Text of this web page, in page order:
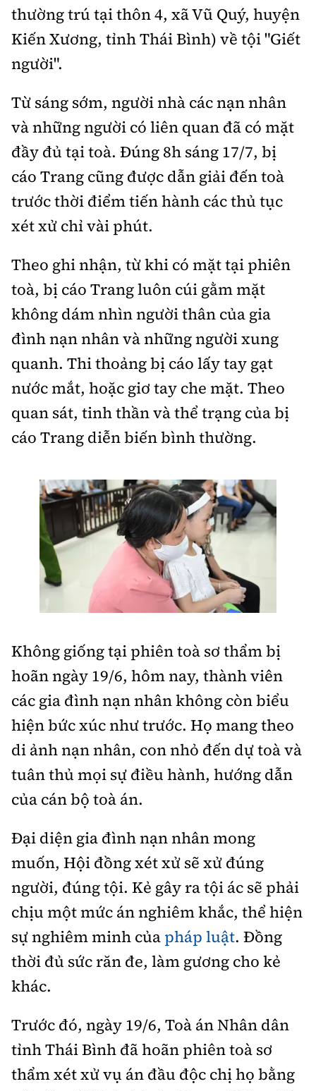
Nhà thầu
Mời thầu - Đấu thầu
Thi viết về GTVT
Gương sáng giao thông
Âm nhạc
Hậu trường sao
360 độ thể thao
Sản phẩm mới
Tư vấn
Thế giới
Thời sự Quốc tế
Hồ sơ tài liệu
Thế giới giao thông
Thế giới xây dựng
Đi ++
Khám phá
Lối sống
Video
Thời sự
Khám phá
Camera giao thông
Câu chuyện giao thông
Giải trí - Thể thao
Cơ quan chủ quản: Bộ Xây dựng
Tòa soạn: Số 2 Nguyễn Công Hoan, phường Giảng Võ,
Hà Nội.
Tổng biên tập:Nguyễn Thị Hồng Nga
Phó Tổng biên tập:
Nguyễn Sơn Tùng,
Nguyễn Đức Thắng, La Đức Hùng
Hotline:
0901 514 799
Quảng cáo và Phát hành:
0915 057 282
Email:bandoc@baoxaydung.vn
Thông tin tòa
soạn
thường trú tại thôn 4, xã Vũ Quý, huyện
Kiến Xương, tỉnh Thái Bình) về tội "Giết
người".
Từ sáng sớm, người nhà các nạn nhân
và những người có liên quan đã có mặt
đầy đủ tại toà. Đúng 8h sáng 17/7, bị
cáo Trang cũng được dẫn giải đến toà
trước thời điểm tiến hành các thủ tục
xét xử chỉ vài phút.
Theo ghi nhận, từ khi có mặt tại phiên
toà, bị cáo Trang luôn cúi gằm mặt
không dám nhìn người thân của gia
đình nạn nhân và những người xung
quanh. Thi thoảng bị cáo lấy tay gạt
nước mắt, hoặc giơ tay che mặt. Theo
quan sát, tinh thần và thể trạng của bị
cáo Trang diễn biến bình thường.
Không giống tại phiên toà sơ thẩm bị
hoãn ngày 19/6, hôm nay, thành viên
các gia đình nạn nhân không còn biểu
hiện bức xúc như trước. Họ mang theo
di ảnh nạn nhân, con nhỏ đến dự toà và
tuân thủ mọi sự điều hành, hướng dẫn
của cán bộ toà án.
Đại diện gia đình nạn nhân mong
muốn, Hội đồng xét xử sẽ xử đúng
người, đúng tội. Kẻ gây ra tội ác sẽ phải
chịu một mức án nghiêm khắc, thể hiện
sự nghiêm minh củapháp luật. Đồng
thời đủ sức răn đe, làm gương cho kẻ
khác.
Trước đó, ngày 19/6, Toà án Nhân dân
tỉnh Thái Bình đã hoãn phiên toà sơ
thẩm xét xử vụ án đầu độc chị họ bằng